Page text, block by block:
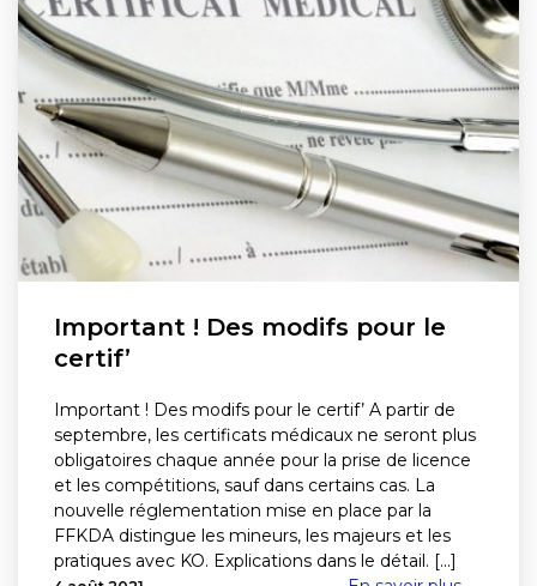
Important ! Des modifs pour le
certif’
Important ! Des modifs pour le certif’ A partir de
septembre, les certificats médicaux ne seront plus
obligatoires chaque année pour la prise de licence
et les compétitions, sauf dans certains cas. La
nouvelle réglementation mise en place par la
FFKDA distingue les mineurs, les majeurs et les
pratiques avec KO. Explications dans le détail. [...]